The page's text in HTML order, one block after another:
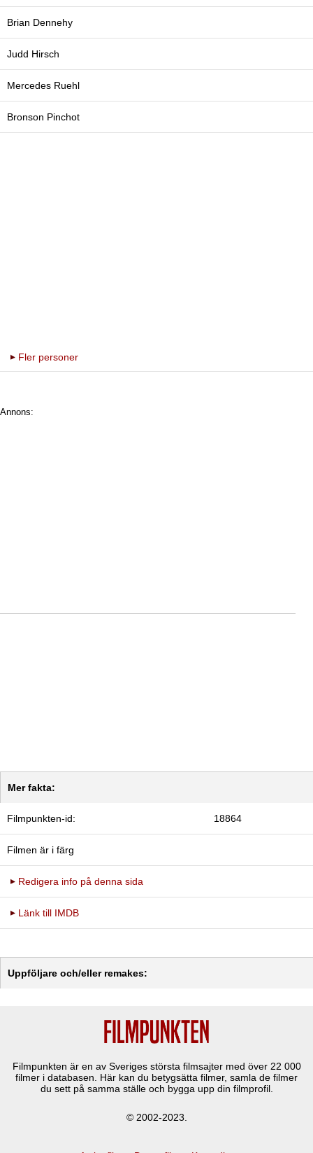
Brian Dennehy
Judd Hirsch
Mercedes Ruehl
Bronson Pinchot
Fler personer
Annons:
Mer fakta:
Filmpunkten-id: 18864
Filmen är i färg
Redigera info på denna sida
Länk till IMDB
Uppföljare och/eller remakes:
Filmpunkten är en av Sveriges största filmsajter med över 22 000
filmer i databasen. Här kan du betygsätta filmer, samla de filmer
du sett på samma ställe och bygga upp din filmprofil.
© 2002-2023.